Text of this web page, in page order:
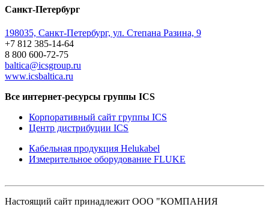
Санкт-Петербург
198035, Санкт-Петербург, ул. Степана Разина, 9
+7 812 385-14-64
8 800 600-72-75
baltica@icsgroup.ru
www.icsbaltica.ru
Все интернет-ресурсы группы ICS
Корпоративный сайт группы ICS
Центр дистрибуции ICS
Кабельная продукция Helukabel
Измерительное оборудование FLUKE
Настоящий сайт принадлежит ООО "КОМПАНИЯ